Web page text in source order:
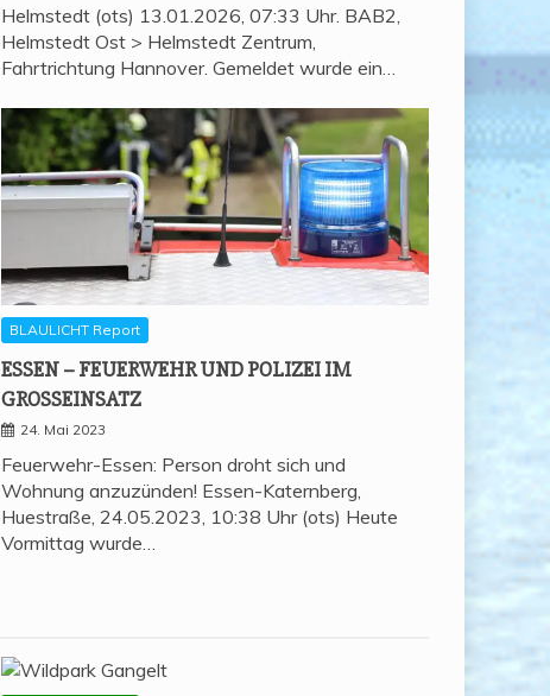
Helmstedt (ots) 13.01.2026, 07:33 Uhr. BAB2,
Helmstedt Ost > Helmstedt Zentrum,
Fahrtrichtung Hannover. Gemeldet wurde ein…
BLAULICHT Report
ESSEN – FEU­ER­WEHR UND POLI­ZEI IM
GROSSEINSATZ
24. Mai 2023
Feuerwehr-Essen: Person droht sich und
Wohnung anzuzünden! Essen-Katernberg,
Huestraße, 24.05.2023, 10:38 Uhr (ots) Heute
Vormittag wurde…